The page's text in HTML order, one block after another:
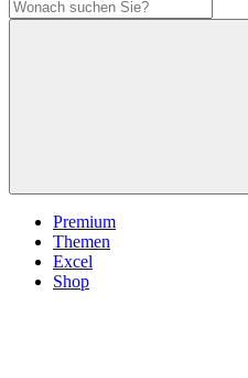
Premium
Themen
Excel
Shop